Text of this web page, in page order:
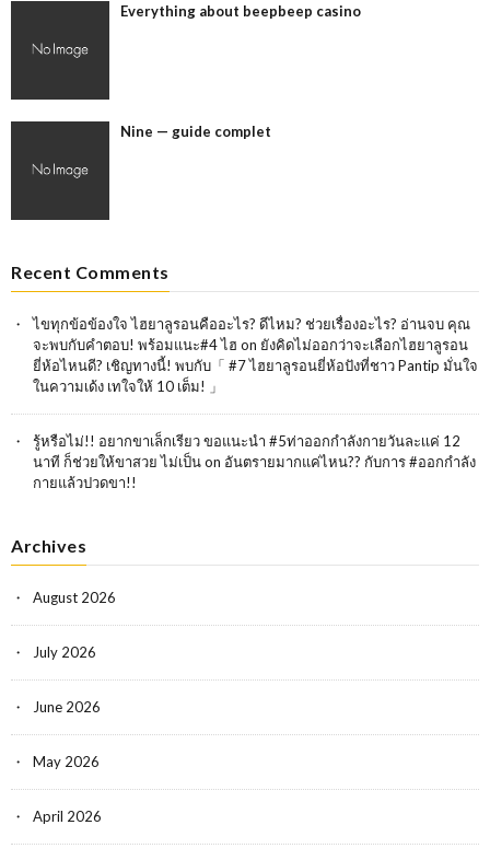
Everything about beepbeep casino
Nine — guide complet
Recent Comments
ไขทุกข้อข้องใจ ไฮยาลูรอนคืออะไร? ดีไหม? ช่วยเรื่องอะไร? อ่านจบ คุณ
จะพบกับคำตอบ! พร้อมแนะ#4 ไฮ on ยังคิดไม่ออกว่าจะเลือกไฮยาลูรอน
ยี่ห้อไหนดี? เชิญทางนี้! พบกับ「 #7 ไฮยาลูรอนยี่ห้อปังที่ชาว Pantip มั่นใจ
ในความเด้ง เทใจให้ 10 เต็ม! 」
รู้หรือไม่!! อยากขาเล็กเรียว ขอแนะนำ #5ท่าออกกำลังกายวันละเเค่ 12
นาที ก็ช่วยให้ขาสวย ไม่เป็นon อันตรายมากแค่ไหน?? กับการ #ออกกำลัง
กายแล้วปวดขา!!
Archives
August 2026
July 2026
June 2026
May 2026
April 2026